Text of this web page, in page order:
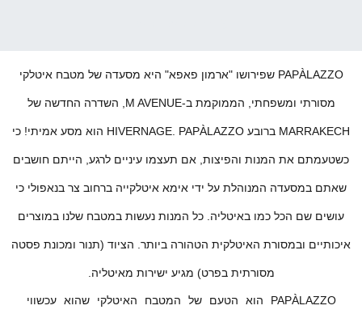
PAPÀLAZZO שפירושו "ארמון פאפא" היא מסעדה של מטבח איטלקי
מסורתי ומשפחתי, הממוקמת ב-M AVENUE, השדרה החדשה של
MARRAKECH ברובע HIVERNAGE. PAPÀLAZZO הוא מסע אמיתי! כי
כשטעמתם את המנות והפיצות, אם תעצמו עיניים לרגע, הייתם חושבים
שאתם במסעדה המנוהלת על ידי אימא איטלקייה ברחוב צר בנאפולי כי
עושים שם הכל כמו באיטליה. כל המנות נעשות במטבח שלנו במוצרים
איכותיים ובמסורת האיטלקית הטהורה ביותר. הציוד (תנור ומכונת פסטה
מסורתית בפרט) מגיע ישירות מאיטליה.
PAPÀLAZZO הוא הטעם של המטבח האיטלקי שהוא עכשווי